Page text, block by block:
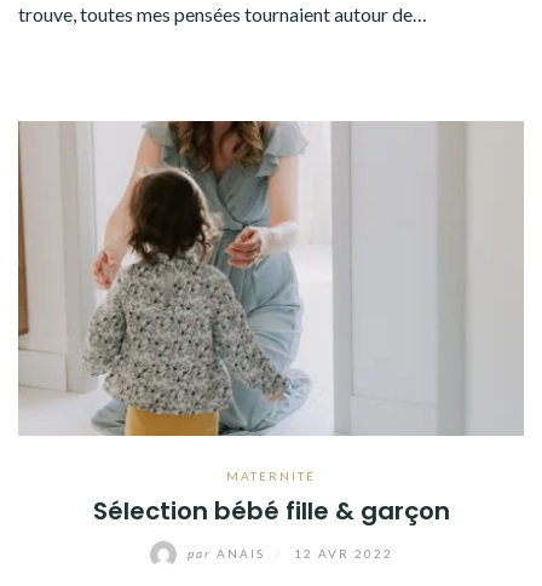
trouve, toutes mes pensées tournaient autour de…
MATERNITÉ
Sélection bébé fille & garçon
par ANAIS 12 AVR 2022